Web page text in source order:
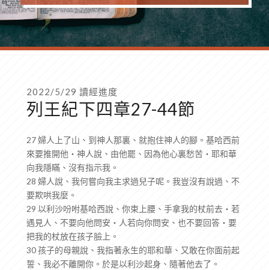
2022/5/29 讀經進度
列王紀下四章27-44節
27 婦人上了山、到神人那裏、就抱住神人的腳。基哈西前
來要推開他‧神人說、由他罷、因為他心裏愁苦‧耶和華
向我隱瞞、沒有指示我。
28 婦人說、我何嘗向我主求過兒子呢。我豈沒有說過、不
要欺哄我麼。
29 以利沙吩咐基哈西說、你束上腰、手拿我的杖前去‧若
遇見人、不要向他問安‧人若向你問安、也不要回答‧要
把我的杖放在孩子臉上。
30 孩子的母親說、我指著永生的耶和華、又敢在你面前起
誓、我必不離開你。於是以利沙起身、隨著他去了。